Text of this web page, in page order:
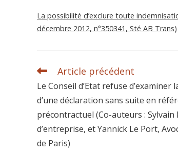
La possibilité d’exclure toute
décembre 2012, n°350341, Sté AB Trans)
Article précédent
Le Conseil d’Etat refuse d’examiner
d’une déclaration sans suite en
précontractuel (Co-auteurs : Sylvain
d’entreprise, et Yannick Le Port,
de Paris)